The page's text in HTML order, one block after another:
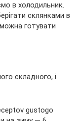
в холодильник.
склянками в
готувати
складного, і